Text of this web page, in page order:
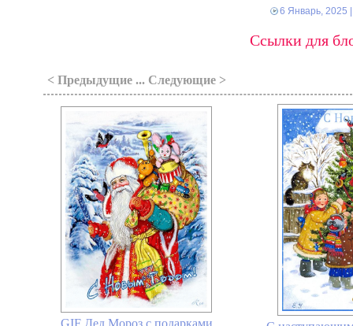
6 Январь, 2025
Ссылки для
< Предыдущие ... Следующие >
GIF Дед Мороз с подарками